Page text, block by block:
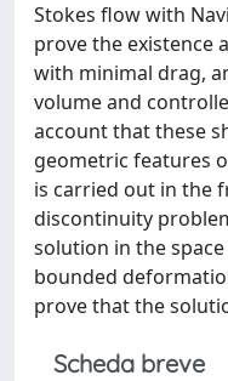
Stokes flow with
prove the existence
with minimal drag,
volume and
account that these
geometric features
is carried out in the
discontinuity
solution in the
bounded
prove that the
Scheda breve